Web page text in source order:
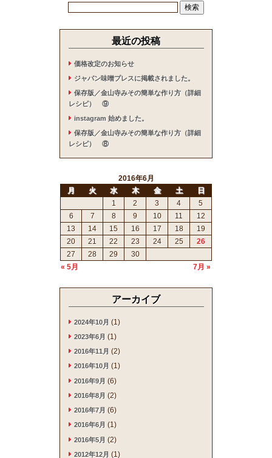
最近の投稿
価格改定のお知らせ
ジャパン味噌プレスに掲載されました。
保存版／金山寺みその簡単な作り方（詳細
レシピ） ⑨
instagram 始めました。
保存版／金山寺みその簡単な作り方（詳細
レシピ） ⑧
2016年6月
月
火 水 木 金 土 日
« 5月 7月 »
1 2 3 4
5
6
7 8 9 10 11
12
13
14 15 16 17 18
19
20
21 22 23 24 25
26
27
28 29 30
アーカイブ
2024年10月 (1)
2023年6月 (1)
2016年11月 (2)
2016年10月 (1)
2016年9月 (6)
2016年8月 (2)
2016年7月 (6)
2016年6月 (1)
2016年5月 (2)
2012年12月 (1)